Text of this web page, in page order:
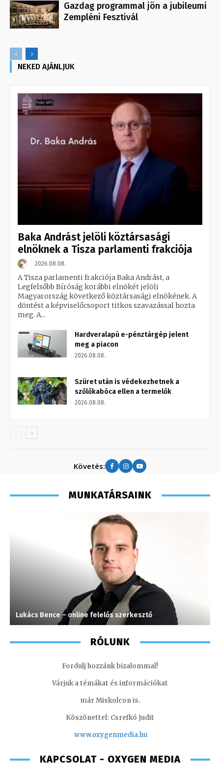
Gazdag programmal jön a jubileumi
Zempléni Fesztivál
NEKED AJÁNLJUK
Baka Andrást jelöli köztársasági
elnöknek a Tisza parlamenti frakciója
2026.08.08.
A Tisza parlamenti frakciója Baka Andrást, a
Legfelsőbb Bíróság korábbi elnökét jelöli
Magyarország következő köztársasági elnökének. A
döntést a képviselőcsoport titkos szavazással hozta
meg. A...
Hardveralapú e-pénztárgép jelent
meg a piacon
2026.08.08.
Szüret után is védekezhetnek a
szőlőkabóca ellen a termelők
2026.08.08.
Követés:
MUNKATÁRSAINK
Lukács Bence – online felelős szerkesztő
RÓLUNK
Fordulj hozzánk bizalommal!
Várjuk a témákat és információkat
már Miskolcon is.
Köszönettel: Csrefkó Judit
www.oxygenmedia.hu
KAPCSOLAT - OXYGEN MEDIA